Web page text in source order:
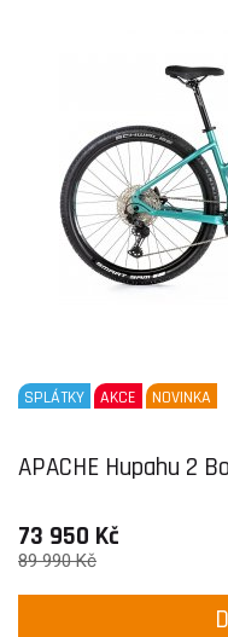
SPLÁTKY AKCE NOVINKA
APACHE Hupahu 2
73 950 Kč
89 990 Kč